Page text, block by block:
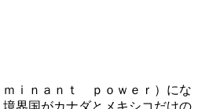
ｍｉｎａｎｔ ｐｏｗｅｒ）にな
界国がカナダとメキシコだけの